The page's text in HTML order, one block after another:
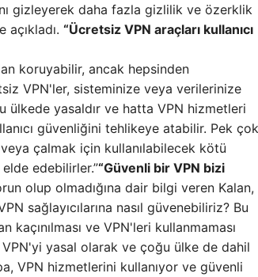
gizleyerek daha fazla gizlilik ve özerklik
açıkladı. “Ücretsiz VPN araçları kullanıcı
koruyabilir, ancak hepsinden
VPN'ler, sisteminize veya verilerinize
ülkede yasaldır ve hatta VPN hizmetleri
güvenliğini tehlikeye atabilir. Pek çok
çalmak için kullanılabilecek kötü
edebilirler.”“Güvenli bir VPN bizi
olup olmadığına dair bilgi veren Kalan,
sağlayıcılarına nasıl güvenebiliriz? Bu
ve VPN'leri kullanmaması
VPN'yi yasal olarak ve çoğu ülke de dahil
VPN hizmetlerini kullanıyor ve güvenli